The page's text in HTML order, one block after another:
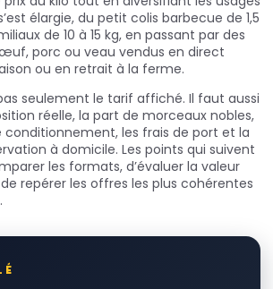
élargie, du petit colis barbecue de 1,5
de 10 à 15 kg, en passant par des
porc ou veau vendus en direct
ou en retrait à la ferme.
seulement le tarif affiché. Il faut aussi
réelle, la part de morceaux nobles,
conditionnement, les frais de port et la
à domicile. Les points qui suivent
les formats, d’évaluer la valeur
repérer les offres les plus cohérentes